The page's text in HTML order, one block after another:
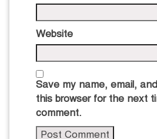
Website
Save my name, email,
this browser for the next
comment.